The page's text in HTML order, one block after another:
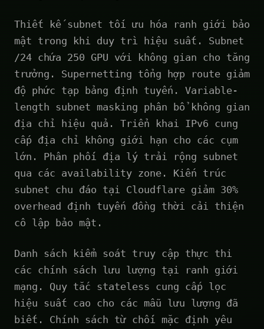
Thiết kế subnet tối ưu hóa ranh giới bảo
mật trong khi duy trì hiệu suất. Subnet
/24 chứa 250 GPU với không gian cho tăng
trưởng. Supernetting tổng hợp route giảm
độ phức tạp bảng định tuyến. Variable-
length subnet masking phân bổ không gian
địa chỉ hiệu quả. Triển khai IPv6 cung
cấp địa chỉ không giới hạn cho các cụm
lớn. Phân phối địa lý trải rộng subnet
qua các availability zone. Kiến trúc
subnet chu đáo tại Cloudflare giảm 30%
overhead định tuyến đồng thời cải thiện
cô lập bảo mật.
Danh sách kiểm soát truy cập thực thi
các chính sách lưu lượng tại ranh giới
mạng. Quy tắc stateless cung cấp lọc
hiệu suất cao cho các mẫu lưu lượng đã
biết. Chính sách từ chối mặc định yêu